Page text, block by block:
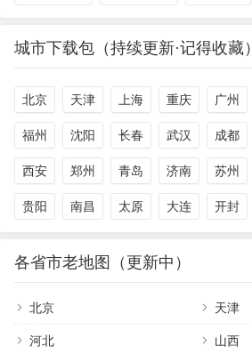
城市下载包（持续更新·记得收藏）
北京 天津 上海 重庆 广州
福州 沈阳 长春 武汉 成都
西安 郑州 青岛 济南 苏州
贵阳 南昌 太原 大连 开封
各省市老地图（更新中）
北京 天津
河北 山西